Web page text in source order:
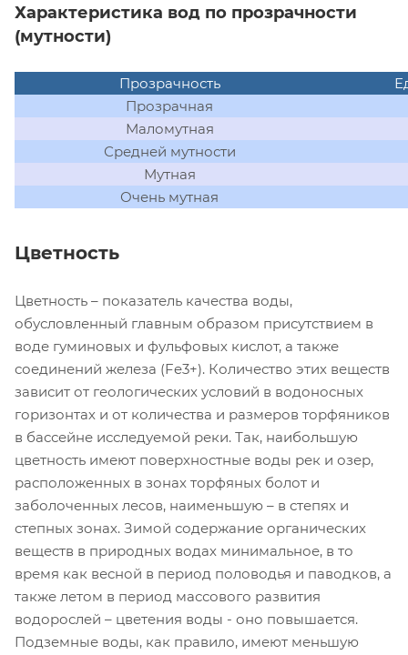
Характеристика вод по прозрачности
(мутности)
Прозрачность
Прозрачная
Маломутная
Средней мутности
Мутная
Очень мутная
Цветность
Цветность – показатель качества воды,
обусловленный главным образом присутствием в
воде гуминовых и фульфовых кислот, а также
соединений железа (Fe3+). Количество этих веществ
зависит от геологических условий в водоносных
горизонтах и от количества и размеров торфяников
в бассейне исследуемой реки. Так, наибольшую
цветность имеют поверхностные воды рек и озер,
расположенных в зонах торфяных болот и
заболоченных лесов, наименьшую – в степях и
степных зонах. Зимой содержание органических
веществ в природных водах минимальное, в то
время как весной в период половодья и паводков, а
также летом в период массового развития
водорослей – цветения воды - оно повышается.
Подземные воды, как правило, имеют меньшую